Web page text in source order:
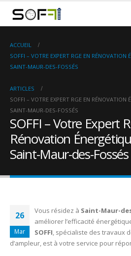
ACCUEIL
SOFFI – VOTRE EXPERT RGE EN RÉNOVATION
SAINT-MAUR-DES-FOSSÉS
ARTICLES
SOFFI – VOTRE EXPERT RGE EN RÉNOVATION
SAINT-MAUR-DES-FOSSÉS
SOFFI – Votre Expert
Rénovation
Saint-Maur-des-Fossés
26
Mar
Vous résidez à Saint-Maur-
améliorer l’efficacité
SOFFI, spécialiste des travaux
d’ampleur, est à votre service pour